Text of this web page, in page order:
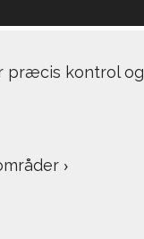
præcis kontrol og
›